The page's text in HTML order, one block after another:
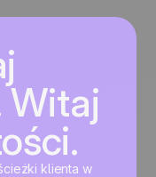
Witaj
klienta w